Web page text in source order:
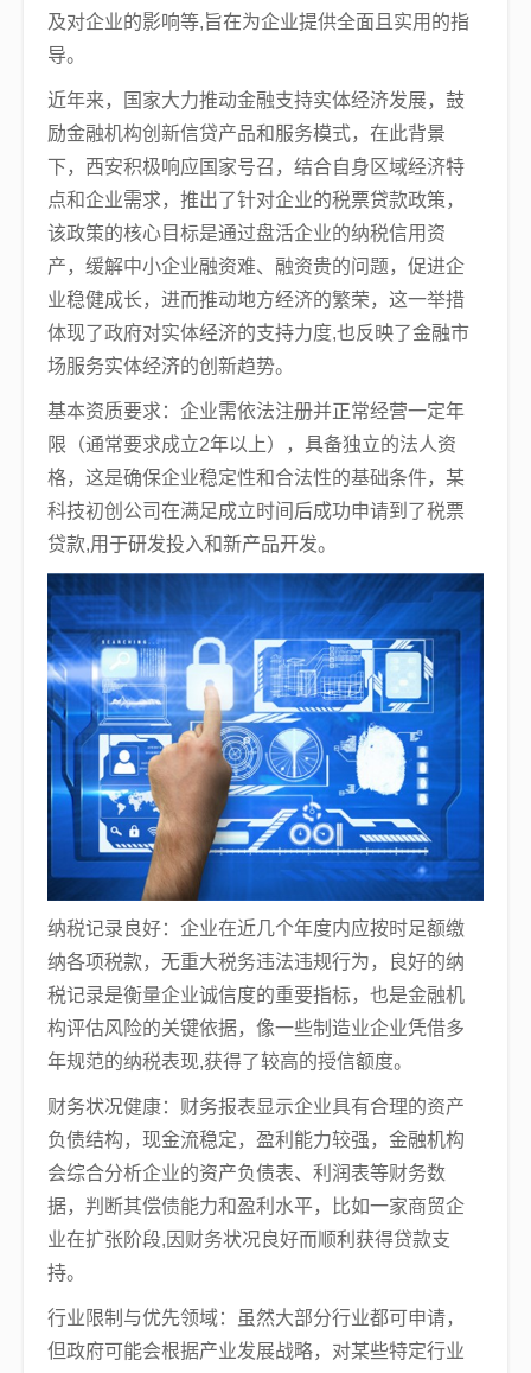
及对企业的影响等,旨在为企业提供全面且实用的指
导。
近年来，国家大力推动金融支持实体经济发展，鼓
励金融机构创新信贷产品和服务模式，在此背景
下，西安积极响应国家号召，结合自身区域经济特
点和企业需求，推出了针对企业的税票贷款政策，
该政策的核心目标是通过盘活企业的纳税信用资
产，缓解中小企业融资难、融资贵的问题，促进企
业稳健成长，进而推动地方经济的繁荣，这一举措
体现了政府对实体经济的支持力度,也反映了金融市
场服务实体经济的创新趋势。
基本资质要求：企业需依法注册并正常经营一定年
限（通常要求成立2年以上），具备独立的法人资
格，这是确保企业稳定性和合法性的基础条件，某
科技初创公司在满足成立时间后成功申请到了税票
贷款,用于研发投入和新产品开发。
纳税记录良好：企业在近几个年度内应按时足额缴
纳各项税款，无重大税务违法违规行为，良好的纳
税记录是衡量企业诚信度的重要指标，也是金融机
构评估风险的关键依据，像一些制造业企业凭借多
年规范的纳税表现,获得了较高的授信额度。
财务状况健康：财务报表显示企业具有合理的资产
负债结构，现金流稳定，盈利能力较强，金融机构
会综合分析企业的资产负债表、利润表等财务数
据，判断其偿债能力和盈利水平，比如一家商贸企
业在扩张阶段,因财务状况良好而顺利获得贷款支
持。
行业限制与优先领域：虽然大部分行业都可申请，
但政府可能会根据产业发展战略，对某些特定行业